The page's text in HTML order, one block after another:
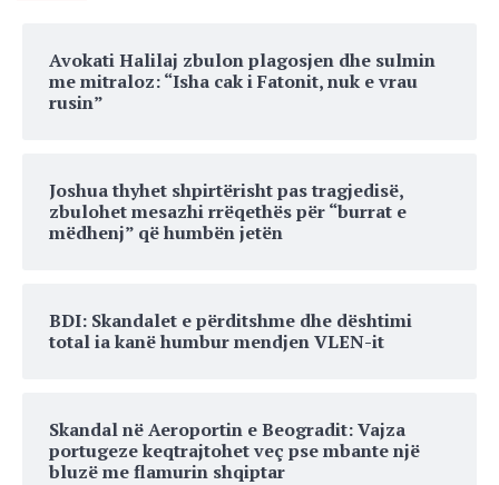
Avokati Halilaj zbulon plagosjen dhe sulmin
me mitraloz: “Isha cak i Fatonit, nuk e vrau
rusin”
Joshua thyhet shpirtërisht pas tragjedisë,
zbulohet mesazhi rrëqethës për “burrat e
mëdhenj” që humbën jetën
BDI: Skandalet e përditshme dhe dështimi
total ia kanë humbur mendjen VLEN-it
Skandal në Aeroportin e Beogradit: Vajza
portugeze keqtrajtohet veç pse mbante një
bluzë me flamurin shqiptar